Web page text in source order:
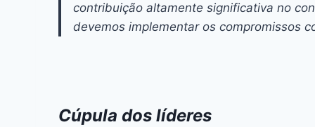
contribuição altamente significativa no
devemos implementar os compromissos
Cúpula dos líderes